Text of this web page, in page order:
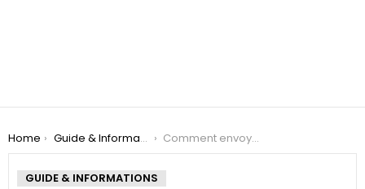
You are here:
Home Guide & Informations Comment envoyer un GIF animé ?
GUIDE & INFORMATIONS